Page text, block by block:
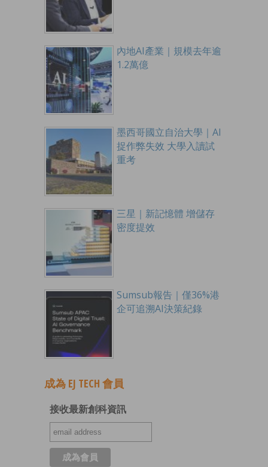
內地AI產業｜規模去年逾
1.2萬億
墨西哥國立自治大學｜AI
捉作弊失效 大學入讀試
重考
三星｜新記憶體 增儲存
密度提效
Sumsub報告｜僅36%港
企可追溯AI決策紀錄
成為 EJ TECH 會員
接收最新創科資訊